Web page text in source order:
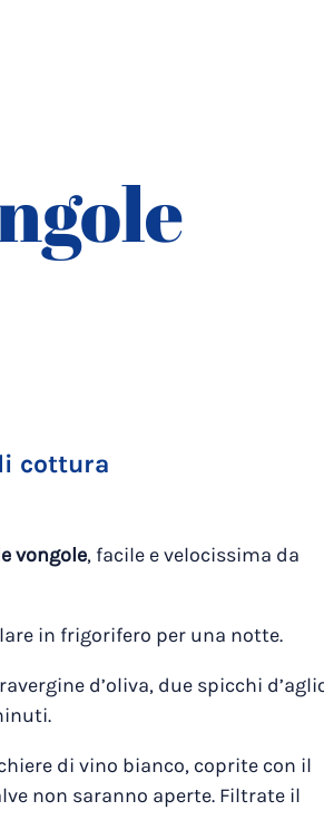
cottura
vongole, facile e velocissima da
in frigorifero per una notte.
d’oliva, due spicchi
di vino bianco, coprite con il
non saranno aperte. Filtrate il